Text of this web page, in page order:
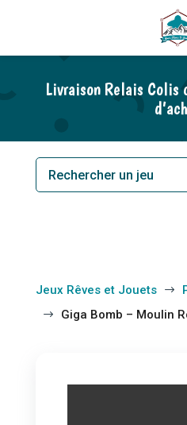
Livraison Relais
Jeux Rêves et Jouets $
$ Giga Bomb – Moulin